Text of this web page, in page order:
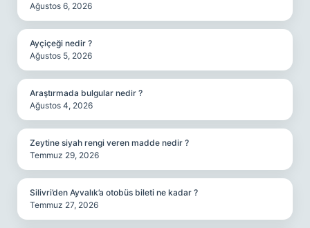
Ağustos 6, 2026
Ayçiçeği nedir ?
Ağustos 5, 2026
Araştırmada bulgular nedir ?
Ağustos 4, 2026
Zeytine siyah rengi veren madde nedir ?
Temmuz 29, 2026
Silivri’den Ayvalık’a otobüs bileti ne kadar ?
Temmuz 27, 2026